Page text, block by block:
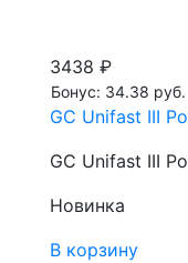
3438 ₽
Бонус: 34.38 руб.
GC Unifast III
GC Unifast III
Новинка
В корзину